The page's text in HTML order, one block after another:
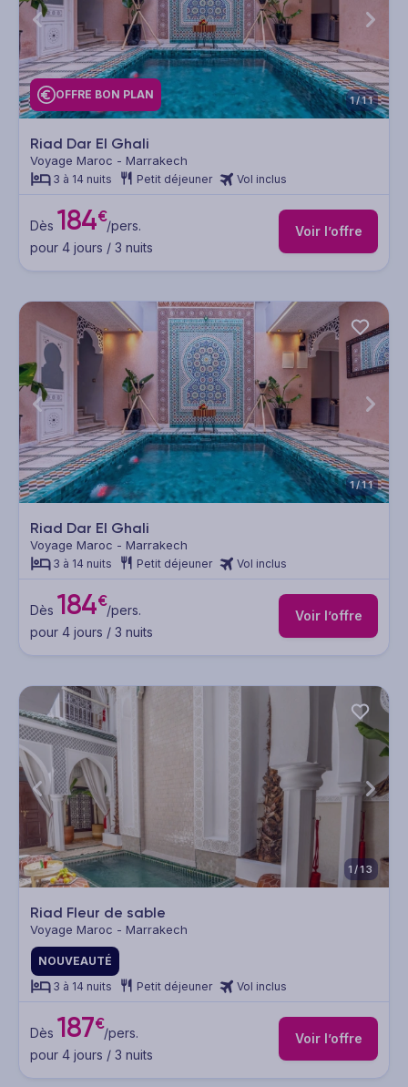
OFFRE BON PLAN 1/11
Riad Dar El Ghali
Voyage Maroc - Marrakech
3 à 14 nuits Petit déjeuner Vol inclus
Dès 184€/pers.
pour 4 jours / 3 nuits
Voir l’offre
1/11
Riad Dar El Ghali
Voyage Maroc - Marrakech
3 à 14 nuits Petit déjeuner Vol inclus
Dès 184€/pers.
pour 4 jours / 3 nuits
Voir l’offre
1/13
Riad Fleur de sable
Voyage Maroc - Marrakech
NOUVEAUTÉ
3 à 14 nuits
Petit déjeuner Vol inclus
Dès 187€/pers.
pour 4 jours / 3 nuits
Voir l’offre